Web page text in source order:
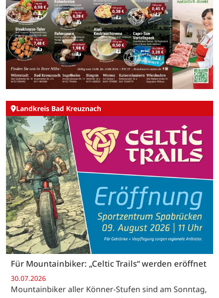
Landkreis Bad Kreuznach
Für Mountainbiker: „Celtic Trails“ werden eröffnet
30.07.2026
Mountainbiker aller Könner-Stufen sind am Sonntag,